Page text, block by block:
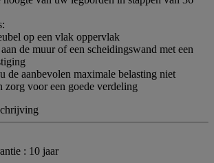
op een vlak oppervlak
de muur of een scheidingswand met een
de aanbevolen maximale belasting niet
zorg voor een goede verdeling
: 10 jaar